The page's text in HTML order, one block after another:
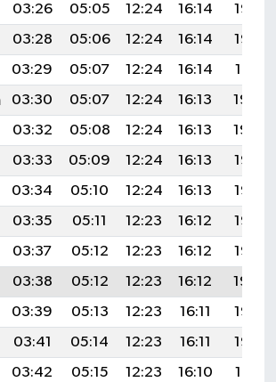
03:26 05:05 12:24 16:14
19:33
03:28 05:06 12:24 16:14
19:32
03:29 05:07 12:24 16:14
19:31
03:30 05:07 12:24 16:13
19:30
03:32 05:08 12:24 16:13
19:29
03:33 05:09 12:24 16:13
19:28
03:34 05:10 12:24 16:13
19:27
03:35 05:11 12:23 16:12
19:26
03:37 05:12 12:23 16:12
19:25
03:38 05:12 12:23 16:12
19:24
03:39 05:13 12:23 16:11
19:23
03:41 05:14 12:23 16:11
19:22
03:42 05:15 12:23 16:10
19:21